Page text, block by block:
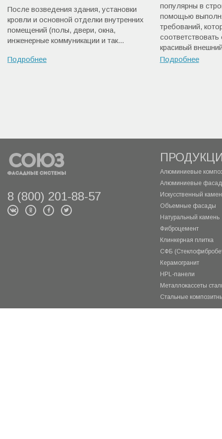
После возведения здания, установки
кровли и основной отделки внутренних
помещений (полы, двери, окна,
инженерные коммуникации и так...
Подробнее
популярны в
помощью
требований,
красивый
Подробнее
8 (800) 201-88-57
Алюминиевые
Алюминиевые
Искусственный
Объемные фасады
Натуральный камень
Фиброцемент
Клинкерная плитка
СФБ
Керамогранит
HPL-панели
Металлокассеты
Стальные